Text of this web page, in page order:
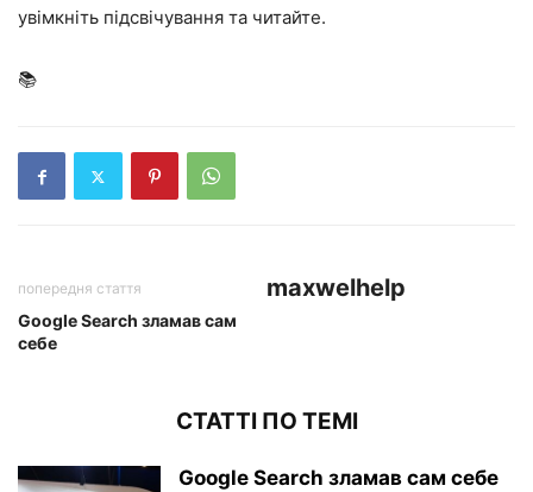
увімкніть підсвічування та читайте.
📚
попередня стаття
Google Search зламав сам
себе
maxwelhelp
СТАТТІ ПО ТЕМІ
Google Search зламав сам себе